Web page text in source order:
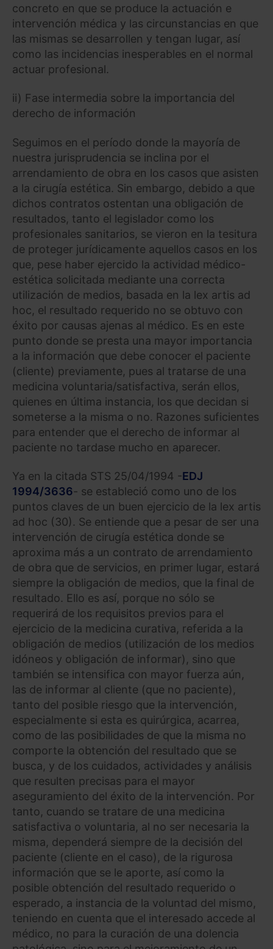
concreto en que se produce la actuación e
intervención médica y las circunstancias en que
las mismas se desarrollen y tengan lugar, así
como las incidencias inesperables en el normal
actuar profesional.
ii) Fase intermedia sobre la importancia del
derecho de información
Seguimos en el período donde la mayoría de
nuestra jurisprudencia se inclina por el
arrendamiento de obra en los casos que asisten
a la cirugía estética. Sin embargo, debido a que
dichos contratos ostentan una obligación de
resultados, tanto el legislador como los
profesionales sanitarios, se vieron en la tesitura
de proteger jurídicamente aquellos casos en los
que, pese haber ejercido la actividad médico-
estética solicitada mediante una correcta
utilización de medios, basada en la lex artis ad
hoc, el resultado requerido no se obtuvo con
éxito por causas ajenas al médico. Es en este
punto donde se presta una mayor importancia
a la información que debe conocer el paciente
(cliente) previamente, pues al tratarse de una
medicina voluntaria/satisfactiva, serán ellos,
quienes en última instancia, los que decidan si
someterse a la misma o no. Razones suficientes
para entender que el derecho de informar al
paciente no tardase mucho en aparecer.
Ya en la citada STS 25/04/1994 -EDJ
1994/3636- se estableció como uno de los
puntos claves de un buen ejercicio de la lex artis
ad hoc (30). Se entiende que a pesar de ser una
intervención de cirugía estética donde se
aproxima más a un contrato de arrendamiento
de obra que de servicios, en primer lugar, estará
siempre la obligación de medios, que la final de
resultado. Ello es así, porque no sólo se
requerirá de los requisitos previos para el
ejercicio de la medicina curativa, referida a la
obligación de medios (utilización de los medios
idóneos y obligación de informar), sino que
también se intensifica con mayor fuerza aún,
las de informar al cliente (que no paciente),
tanto del posible riesgo que la intervención,
especialmente si esta es quirúrgica, acarrea,
como de las posibilidades de que la misma no
comporte la obtención del resultado que se
busca, y de los cuidados, actividades y análisis
que resulten precisas para el mayor
aseguramiento del éxito de la intervención. Por
tanto, cuando se tratare de una medicina
satisfactiva o voluntaria, al no ser necesaria la
misma, dependerá siempre de la decisión del
paciente (cliente en el caso), de la rigurosa
información que se le aporte, así como la
posible obtención del resultado requerido o
esperado, a instancia de la voluntad del mismo,
teniendo en cuenta que el interesado accede al
médico, no para la curación de una dolencia